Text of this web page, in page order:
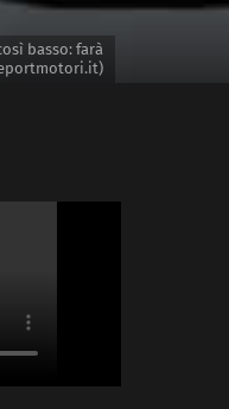
basso: farà